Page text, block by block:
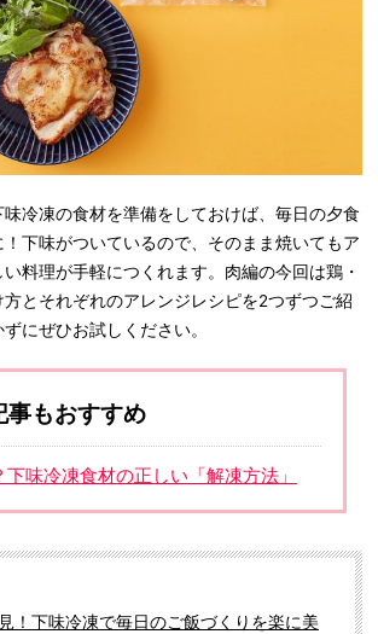
冷凍の食材を準備をしておけば、毎日の夕食
下味がついているので、そのまま焼いてもア
料理が手軽につくれます。肉編の今回は鶏・
とそれぞれのアレンジレシピを2つずつご紹
にぜひお試しください。
事もおすすめ
味冷凍食材の正しい「解凍方法」
！下味冷凍で毎日のご飯づくりを楽に美